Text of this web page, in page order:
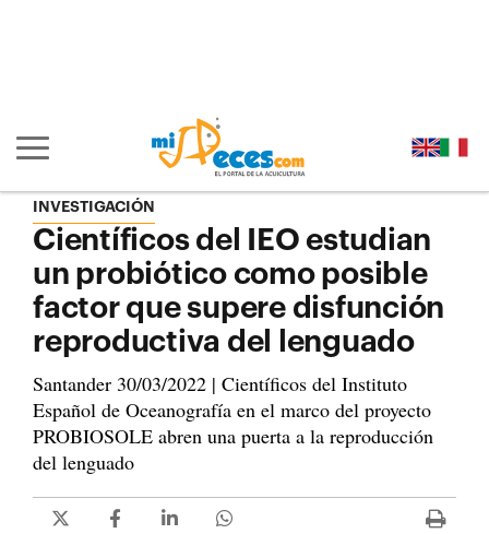
Mostrar/ocultar navegación principal
INVESTIGACIÓN
Científicos del IEO estudian
un probiótico como posible
factor que supere disfunción
reproductiva del lenguado
Santander 30/03/2022 | Científicos del Instituto
Español de Oceanografía en el marco del proyecto
PROBIOSOLE abren una puerta a la reproducción
del lenguado